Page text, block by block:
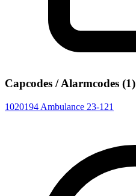
Capcodes / Alarmcodes (1)
1020194 Ambulance 23-121